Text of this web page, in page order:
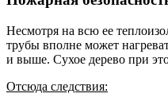
Несмотря на всю ее
трубы вполне может
и выше. Сухое дерево при
Отсюда следствия: